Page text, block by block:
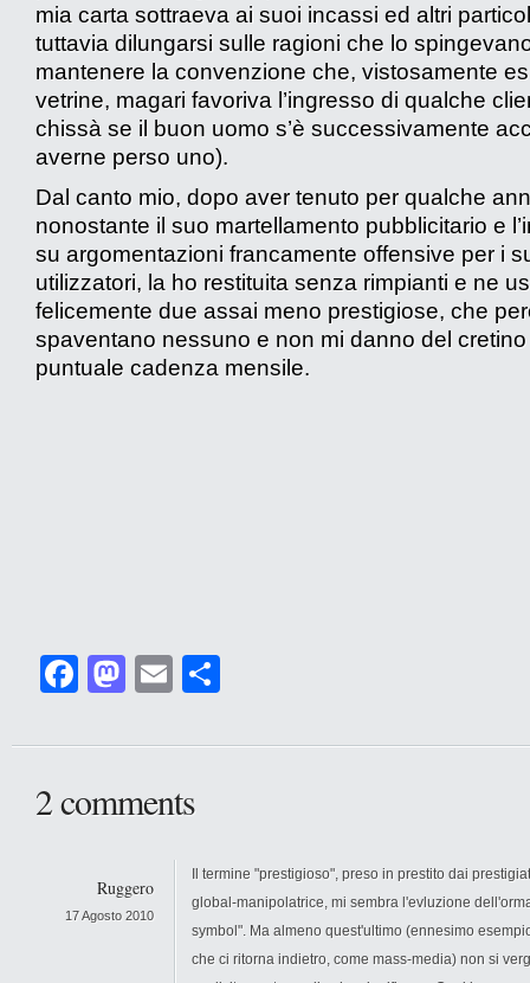
mia carta sottraeva ai suoi incassi ed altri
tuttavia dilungarsi sulle ragioni che lo
mantenere la convenzione che, vistosamente
vetrine, magari favoriva l’ingresso di qualche
chissà se il buon uomo s’è successivamente
averne perso uno).
Dal canto mio, dopo aver tenuto per qualche
nonostante il suo martellamento pubblicitario e
su argomentazioni francamente offensive per i
utilizzatori, la ho restituita senza rimpianti e ne
felicemente due assai meno prestigiose, che
spaventano nessuno e non mi danno del
puntuale cadenza mensile.
Facebook
Mastodon
Email
2 comments
Ruggero
17 Agosto 2010
Il termine "prestigioso", preso in prestito dai
global-manipolatrice, mi sembra l'evluzione
symbol". Ma almeno quest'ultimo (ennesimo
che ci ritorna indietro, come mass-media) non si